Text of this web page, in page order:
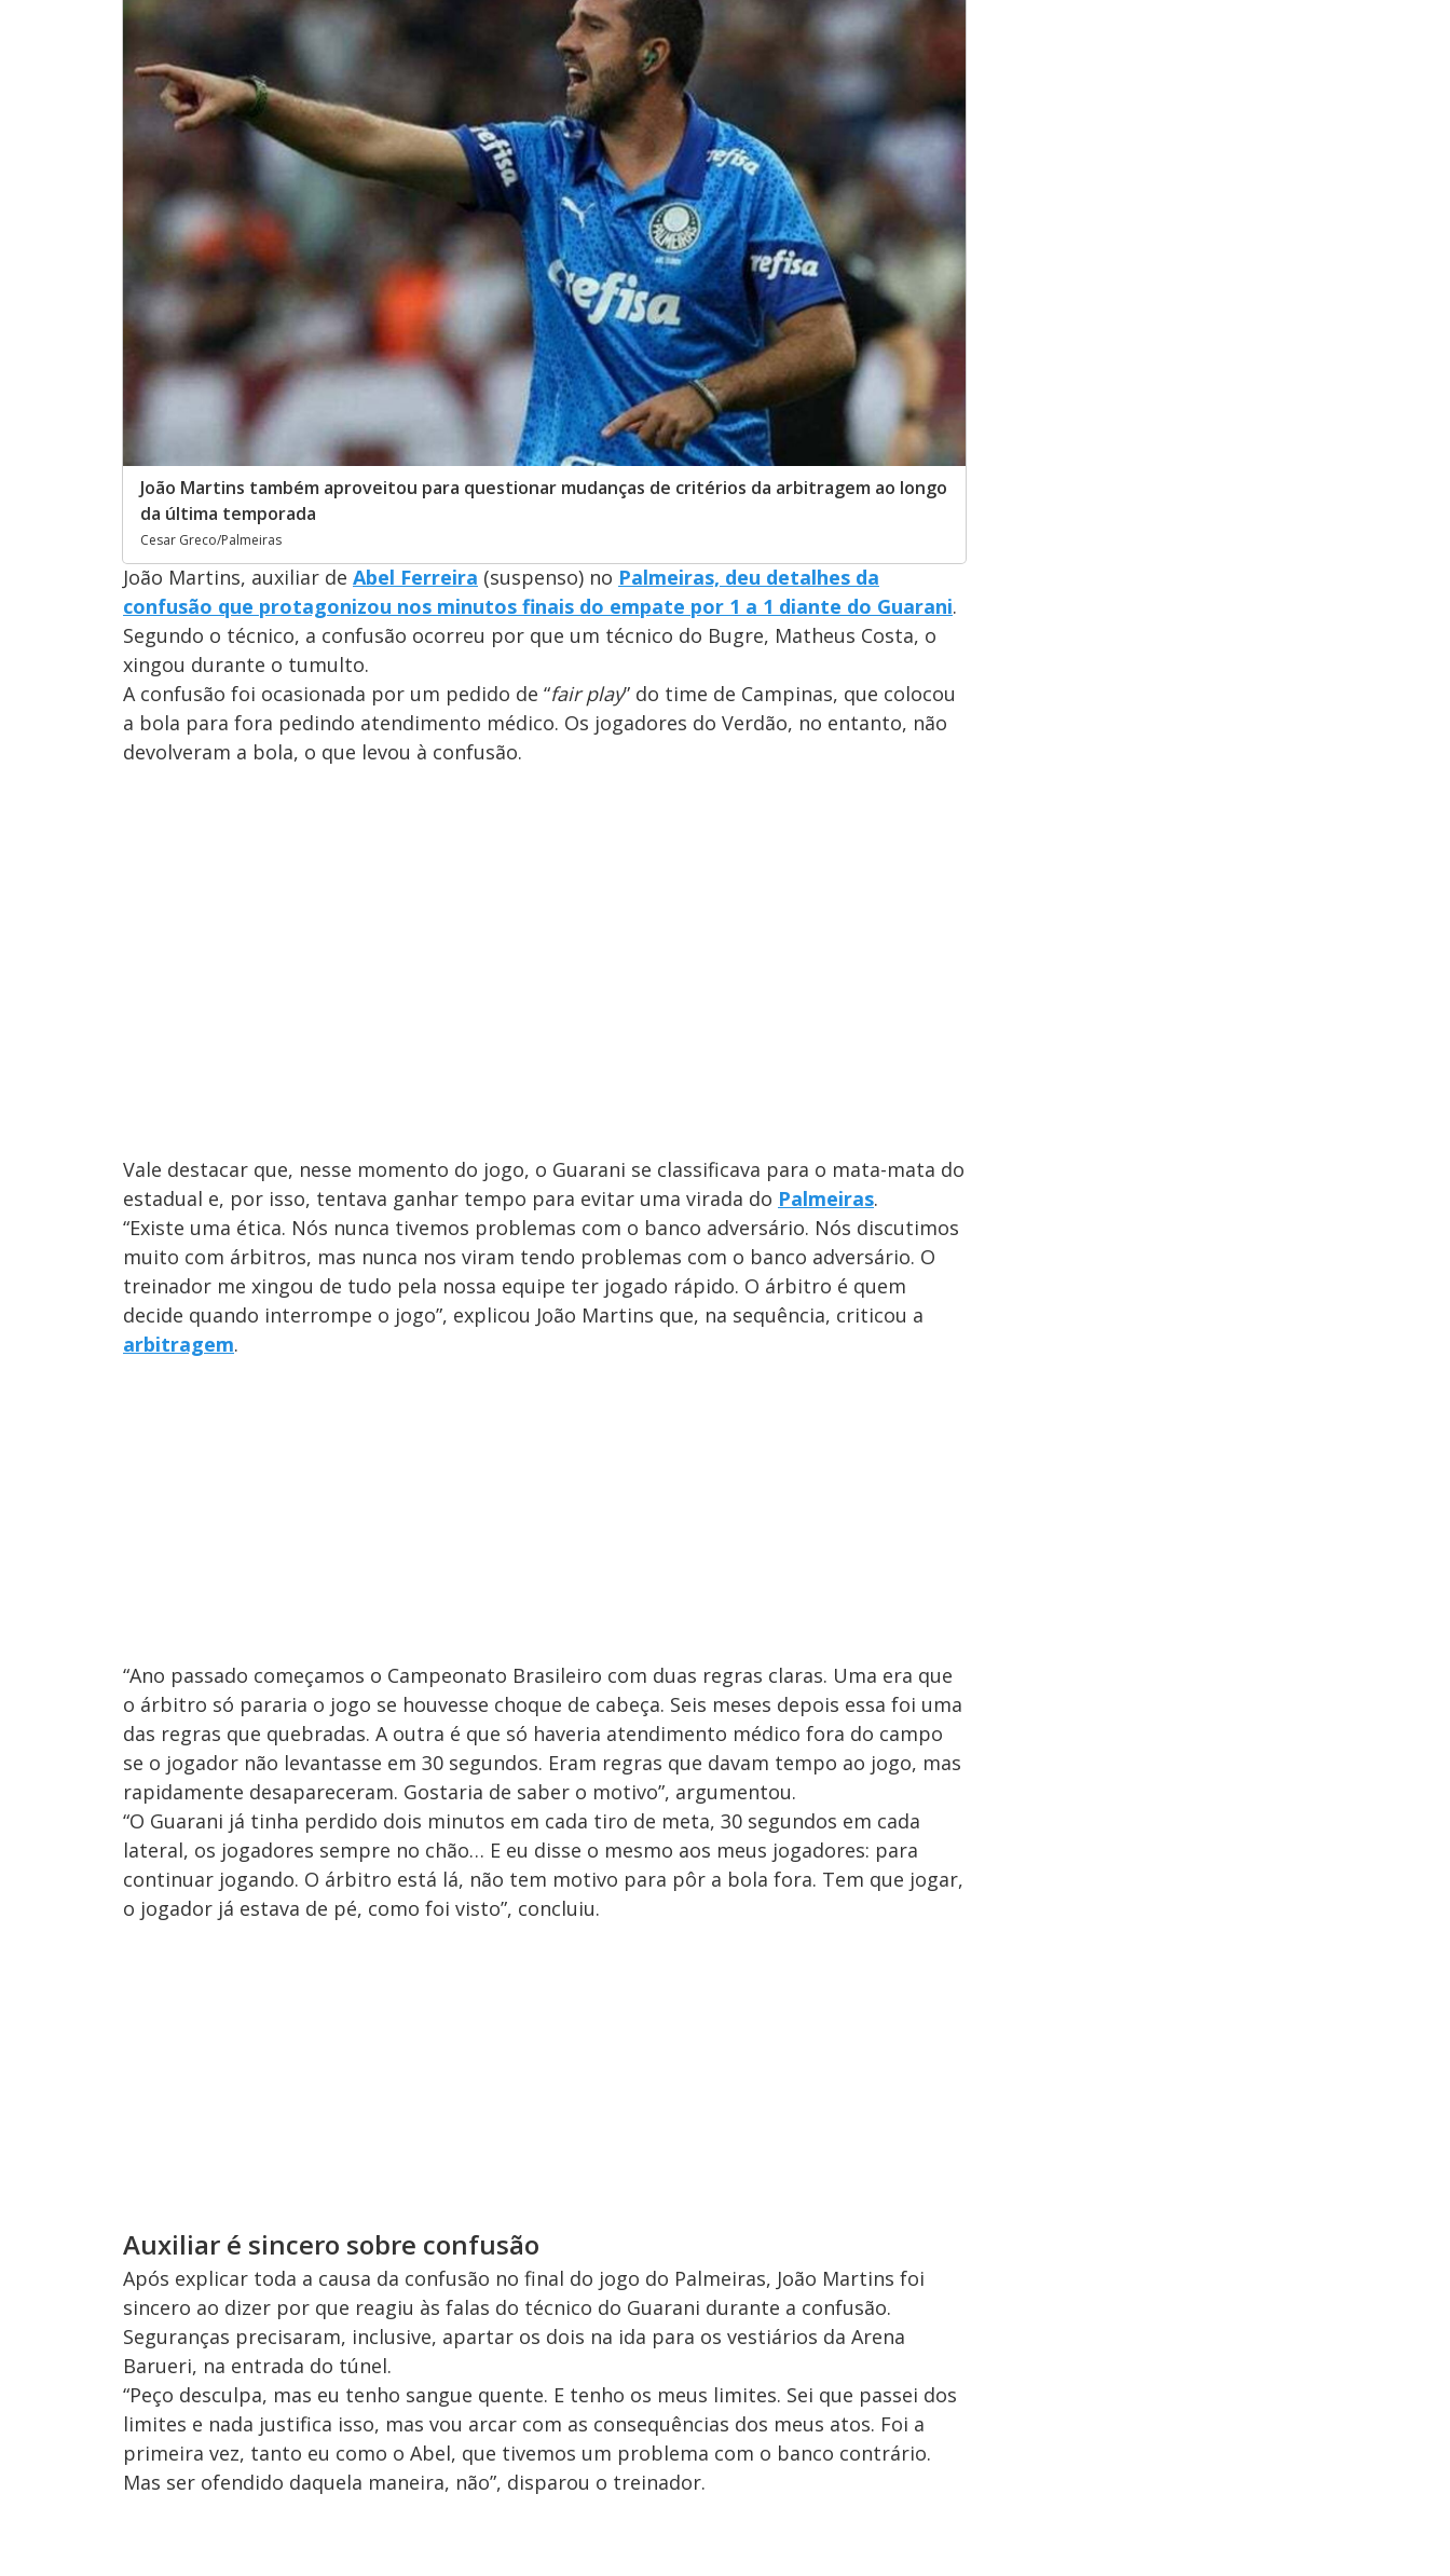
João Martins também aproveitou para questionar mudanças de critérios da arbitragem ao longo
da última temporada
Cesar Greco/Palmeiras
João Martins, auxiliar de Abel Ferreira (suspenso) no Palmeiras, deu detalhes da
confusão que protagonizou nos minutos finais do empate por 1 a 1 diante do Guarani.
Segundo o técnico, a confusão ocorreu por que um técnico do Bugre, Matheus Costa, o
xingou durante o tumulto.
A confusão foi ocasionada por um pedido de “fair play” do time de Campinas, que colocou
a bola para fora pedindo atendimento médico. Os jogadores do Verdão, no entanto, não
devolveram a bola, o que levou à confusão.
Vale destacar que, nesse momento do jogo, o Guarani se classificava para o mata-mata do
estadual e, por isso, tentava ganhar tempo para evitar uma virada do Palmeiras.
“Existe uma ética. Nós nunca tivemos problemas com o banco adversário. Nós discutimos
muito com árbitros, mas nunca nos viram tendo problemas com o banco adversário. O
treinador me xingou de tudo pela nossa equipe ter jogado rápido. O árbitro é quem
decide quando interrompe o jogo”, explicou João Martins que, na sequência, criticou a
arbitragem.
“Ano passado começamos o Campeonato Brasileiro com duas regras claras. Uma era que
o árbitro só pararia o jogo se houvesse choque de cabeça. Seis meses depois essa foi uma
das regras que quebradas. A outra é que só haveria atendimento médico fora do campo
se o jogador não levantasse em 30 segundos. Eram regras que davam tempo ao jogo, mas
rapidamente desapareceram. Gostaria de saber o motivo”, argumentou.
“O Guarani já tinha perdido dois minutos em cada tiro de meta, 30 segundos em cada
lateral, os jogadores sempre no chão… E eu disse o mesmo aos meus jogadores: para
continuar jogando. O árbitro está lá, não tem motivo para pôr a bola fora. Tem que jogar,
o jogador já estava de pé, como foi visto”, concluiu.
Auxiliar é sincero sobre confusão
Após explicar toda a causa da confusão no final do jogo do Palmeiras, João Martins foi
sincero ao dizer por que reagiu às falas do técnico do Guarani durante a confusão.
Seguranças precisaram, inclusive, apartar os dois na ida para os vestiários da Arena
Barueri, na entrada do túnel.
“Peço desculpa, mas eu tenho sangue quente. E tenho os meus limites. Sei que passei dos
limites e nada justifica isso, mas vou arcar com as consequências dos meus atos. Foi a
primeira vez, tanto eu como o Abel, que tivemos um problema com o banco contrário.
Mas ser ofendido daquela maneira, não”, disparou o treinador.